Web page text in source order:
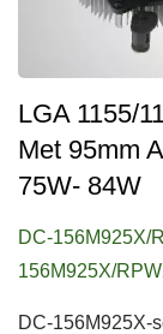
LGA 1155/
Met 95mm
75W- 84W
DC-156M925X/
156M925X/
DC-156M925X-